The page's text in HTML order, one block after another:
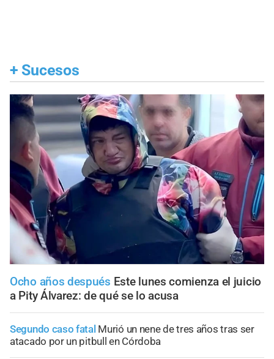
+ Sucesos
Ocho años después Este lunes comienza el juicio
a Pity Álvarez: de qué se lo acusa
Segundo caso fatal Murió un nene de tres años tras ser
atacado por un pitbull en Córdoba